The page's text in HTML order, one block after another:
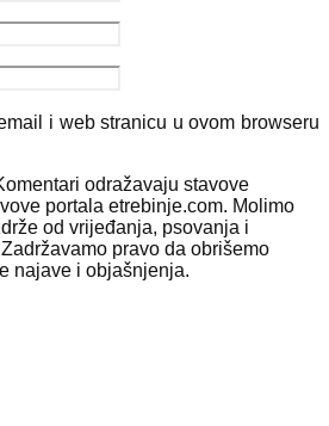
i web stranicu u ovom browseru
odražavaju stavove
portala etrebinje.com. Molimo
od vrijeđanja, psovanja i
pravo da obrišemo
najave i objašnjenja.